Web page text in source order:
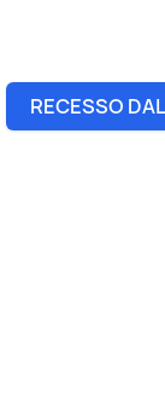
RECESSO